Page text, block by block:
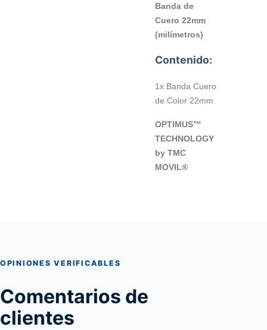
Banda de
Cuero 22mm
(milímetros)
Contenido:
1x Banda Cuero
de Color 22mm
OPTIMUS™
TECHNOLOGY
by TMC
MOVIL®
OPINIONES VERIFICABLES
Comentarios de
clientes